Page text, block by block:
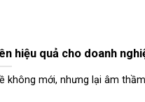
hiệu quả cho doanh
không mới, nhưng lại âm thầm